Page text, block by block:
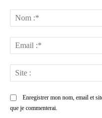
Enregistrer mon nom, email et
que je commenterai.